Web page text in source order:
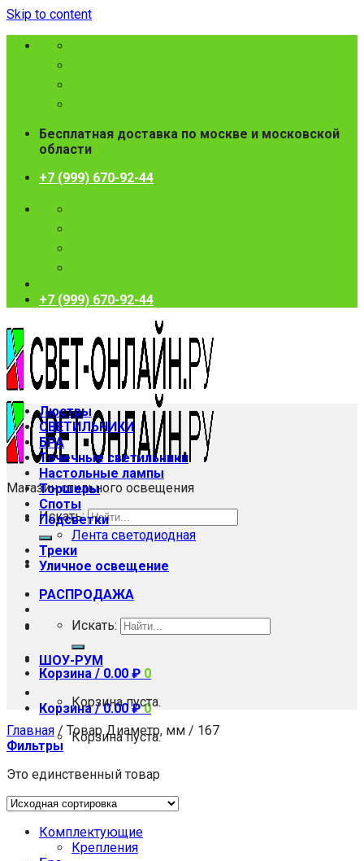
Skip to content
Бесплатная доставка по москве и московской
области
+7 (999) 670-92-44
+7 (999) 670-92-44
Магазин стильного освещения
Искать:
РАСПРОДАЖА
ШОУ-РУМ
Корзина /0.00₽ 0
Корзина пуста.
Люстры
СВЕТИЛЬНИКИ
БРА
Точечные светильники
Настольные лампы
Торшеры
Споты
Подсветки
Лента светодиодная
Треки
Уличное освещение
Искать:
Корзина / 0.00 ₽ 0
Корзина пуста.
Главная / Товар Диаметр, мм / 167
Фильтры
Это единственный товар
Комплектующие
Крепления